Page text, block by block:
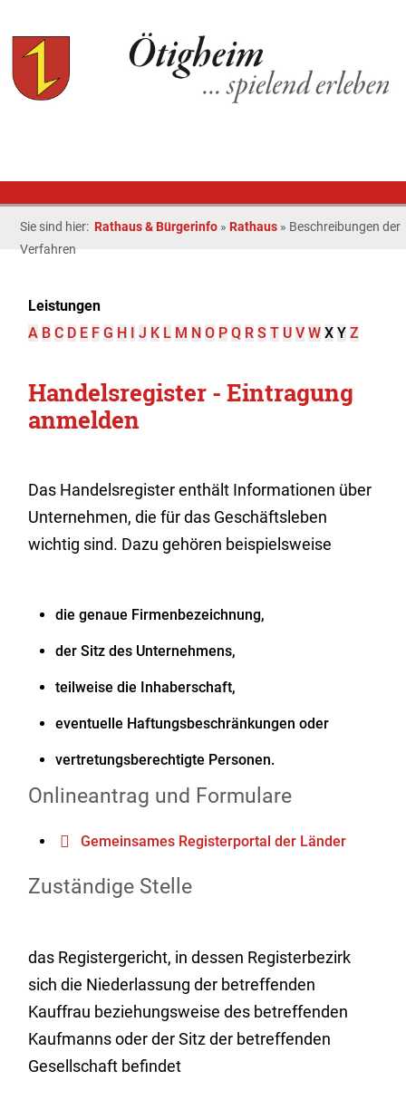
Sie sind hier: Rathaus & Bürgerinfo » Rathaus » Beschreibungen der
Verfahren
Leistungen
A B C D E F G H I J K L M N O P Q R S T U V W X Y Z
Handelsregister - Eintragung
anmelden
Das Handelsregister enthält Informationen über
Unternehmen, die für das Geschäftsleben
wichtig sind. Dazu gehören beispielsweise
die genaue Firmenbezeichnung,
der Sitz des Unternehmens,
teilweise die Inhaberschaft,
eventuelle Haftungsbeschränkungen oder
vertretungsberechtigte Personen.
Onlineantrag und Formulare
Gemeinsames Registerportal der Länder
Zuständige Stelle
das Registergericht, in dessen Registerbezirk
sich die Niederlassung der betreffenden
Kauffrau beziehungsweise des betreffenden
Kaufmanns oder der Sitz der betreffenden
Gesellschaft befindet